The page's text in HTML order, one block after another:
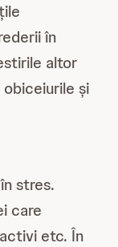
în
altor
și
stres.
care
etc. În